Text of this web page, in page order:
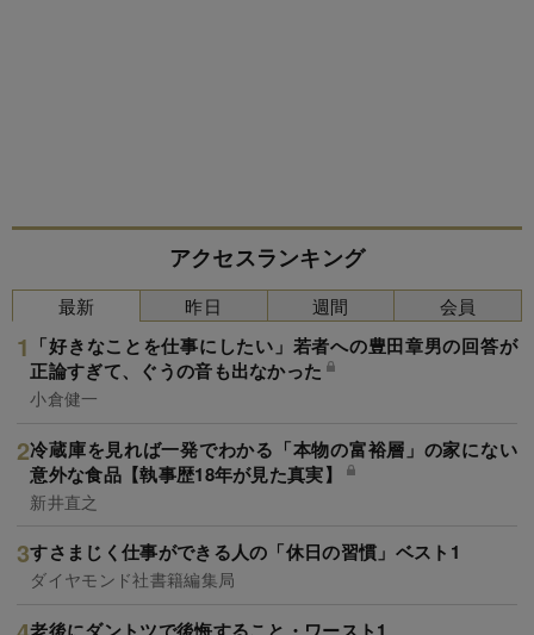
アクセスランキング
最新
「好きなことを仕事にしたい」若者への豊田章男の回答が
正論すぎて、ぐうの音も出なかった
小倉健一
冷蔵庫を見れば一発でわかる「本物の富裕層」の家にない
意外な食品【執事歴18年が見た真実】
新井直之
すさまじく仕事ができる人の「休日の習慣」ベスト1
ダイヤモンド社書籍編集局
老後にダントツで後悔すること・ワースト1
昨日 週間 会員